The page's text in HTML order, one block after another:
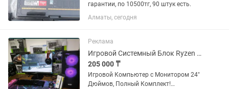
гарантии, по 10500тг, 90 штук есть.
Алматы, сегодня
Реклама
Игровой Системный Блок Ryzen 5 3600 / RX570 8GB / 16GB DDR4 / SSD NVMe
205 000 ₸
Игровой Компьютер с Монитором 24"
Дюймов, Полный Комплект!